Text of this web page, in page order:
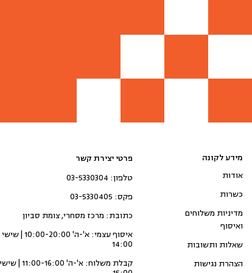
מידע לקונה
אודות
כשרות
מדיניות משלוחים
ואיסוף
שאלות ותשובות
הצהרת נגישות
פרטי יצירת קשר
טלפון: 03-5330304
פקס: 03-5330405
כתובת: מרכז מסחרי, צומת סביון
14:00